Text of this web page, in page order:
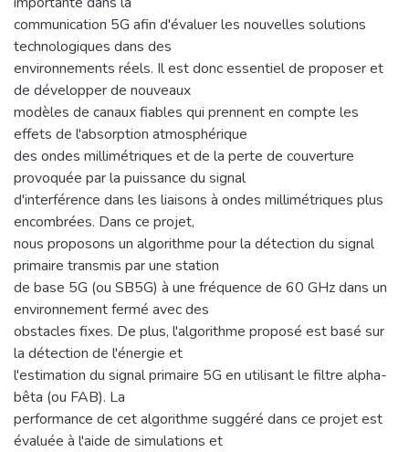
communication 5G afin d'évaluer les nouvelles solutions
technologiques dans des
environnements réels. Il est donc essentiel de proposer et
de développer de nouveaux
modèles de canaux fiables qui prennent en compte les
effets de l'absorption atmosphérique
des ondes millimétriques et de la perte de couverture
provoquée par la puissance du signal
d'interférence dans les liaisons à ondes millimétriques plus
encombrées. Dans ce projet,
nous proposons un algorithme pour la détection du signal
primaire transmis par une station
de base 5G (ou SB5G) à une fréquence de 60 GHz dans un
environnement fermé avec des
obstacles fixes. De plus, l'algorithme proposé est basé sur
la détection de l'énergie et
l'estimation du signal primaire 5G en utilisant le filtre alpha-
bêta (ou FAB). La
performance de cet algorithme suggéré dans ce projet est
évaluée à l'aide de simulations et